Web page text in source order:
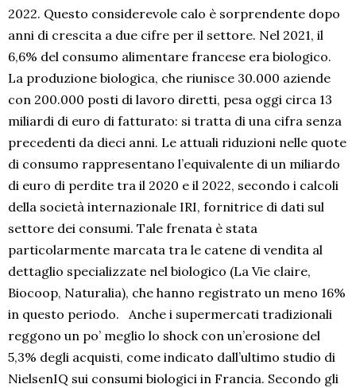
2022. Questo considerevole calo è sorprendente dopo
anni di crescita a due cifre per il settore. Nel 2021, il
6,6% del consumo alimentare francese era biologico.
La produzione biologica, che riunisce 30.000 aziende
con 200.000 posti di lavoro diretti, pesa oggi circa 13
miliardi di euro di fatturato: si tratta di una cifra senza
precedenti da dieci anni. Le attuali riduzioni nelle quote
di consumo rappresentano l’equivalente di un miliardo
di euro di perdite tra il 2020 e il 2022, secondo i calcoli
della società internazionale IRI, fornitrice di dati sul
settore dei consumi. Tale frenata è stata
particolarmente marcata tra le catene di vendita al
dettaglio specializzate nel biologico (La Vie claire,
Biocoop, Naturalia), che hanno registrato un meno 16%
in questo periodo. Anche i supermercati tradizionali
reggono un po’ meglio lo shock con un’erosione del
5,3% degli acquisti, come indicato dall’ultimo studio di
NielsenIQ sui consumi biologici in Francia. Secondo gli